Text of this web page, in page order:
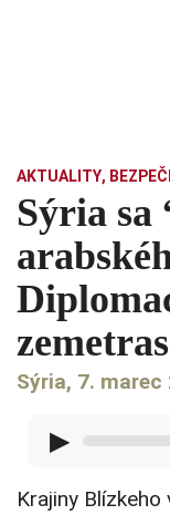
AKTUALITY,
Sýria sa
Sýria, 7. marec
▶
Krajiny